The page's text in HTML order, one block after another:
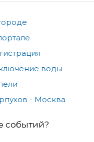
воды
- Москва
событий?